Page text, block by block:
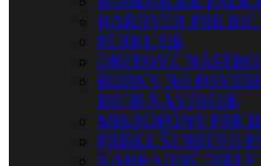
HARDVÉR PRE
PERKUSIE
ORFFOVÉ
BUBNY NA
BICIE NÁSTROJE
MIKROFÓNY PRE
PRÍSLUŠENSTVO
NÁHRADNÉ DIELY